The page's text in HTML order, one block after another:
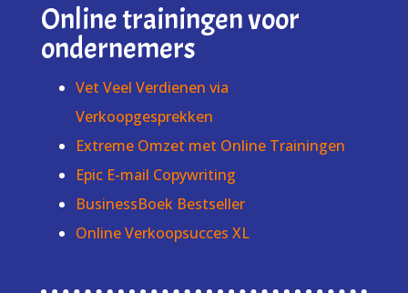
Online trainingen voor
ondernemers
Vet Veel Verdienen via
Verkoopgesprekken
Extreme Omzet met Online Trainingen
Epic E-mail Copywriting
BusinessBoek Bestseller
Online Verkoopsucces XL